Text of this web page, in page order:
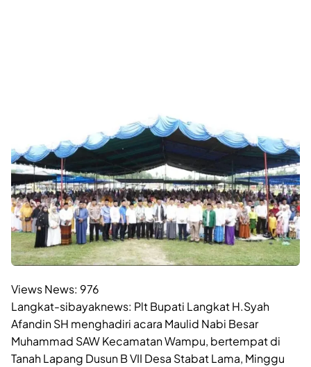
Views News: 976
Langkat-sibayaknews: Plt Bupati Langkat H.Syah
Afandin SH menghadiri acara Maulid Nabi Besar
Muhammad SAW Kecamatan Wampu, bertempat di
Tanah Lapang Dusun B VII Desa Stabat Lama, Minggu